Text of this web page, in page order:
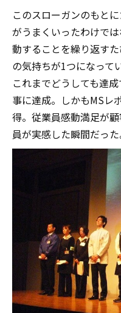
このスローガンのもと
がうまくいったわけで
動することを繰り返す
の気持ちが1つになって
これまでどうしても達
事に達成。しかもMSレ
得。従業員感動満足が
員が実感した瞬間だった